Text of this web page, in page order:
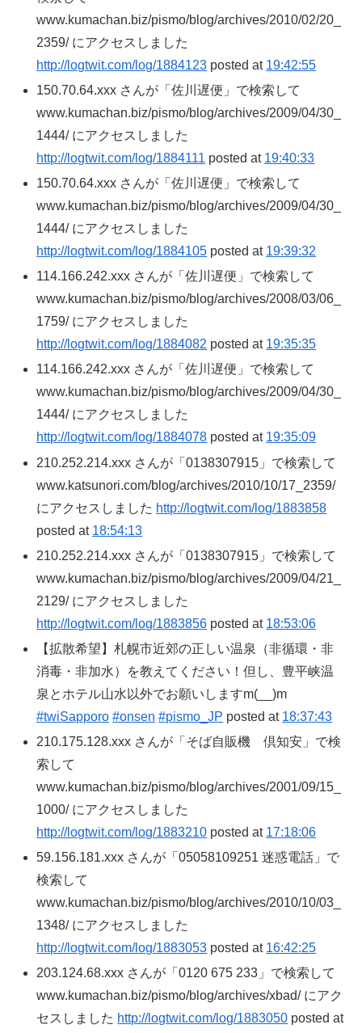
www.kumachan.biz/pismo/blog/archives/2010/02/20_
2359/ にアクセスしました
http://logtwit.com/log/1884123 posted at 19:42:55
150.70.64.xxx さんが「佐川遅便」で検索して
www.kumachan.biz/pismo/blog/archives/2009/04/30_
1444/ にアクセスしました
http://logtwit.com/log/1884111 posted at 19:40:33
150.70.64.xxx さんが「佐川遅便」で検索して
www.kumachan.biz/pismo/blog/archives/2009/04/30_
1444/ にアクセスしました
http://logtwit.com/log/1884105 posted at 19:39:32
114.166.242.xxx さんが「佐川遅便」で検索して
www.kumachan.biz/pismo/blog/archives/2008/03/06_
1759/ にアクセスしました
http://logtwit.com/log/1884082 posted at 19:35:35
114.166.242.xxx さんが「佐川遅便」で検索して
www.kumachan.biz/pismo/blog/archives/2009/04/30_
1444/ にアクセスしました
http://logtwit.com/log/1884078 posted at 19:35:09
210.252.214.xxx さんが「0138307915」で検索して
www.katsunori.com/blog/archives/2010/10/17_2359/
にアクセスしました http://logtwit.com/log/1883858
posted at 18:54:13
210.252.214.xxx さんが「0138307915」で検索して
www.kumachan.biz/pismo/blog/archives/2009/04/21_
2129/ にアクセスしました
http://logtwit.com/log/1883856 posted at 18:53:06
【拡散希望】札幌市近郊の正しい温泉（非循環・非
消毒・非加水）を教えてください！但し、豊平峡温
泉とホテル山水以外でお願いしますm(__)m
#twiSapporo #onsen #pismo_JP posted at 18:37:43
210.175.128.xxx さんが「そば自販機 倶知安」で検
索して
www.kumachan.biz/pismo/blog/archives/2001/09/15_
1000/ にアクセスしました
http://logtwit.com/log/1883210 posted at 17:18:06
59.156.181.xxx さんが「05058109251 迷惑電話」で
検索して
www.kumachan.biz/pismo/blog/archives/2010/10/03_
1348/ にアクセスしました
http://logtwit.com/log/1883053 posted at 16:42:25
203.124.68.xxx さんが「0120 675 233」で検索して
www.kumachan.biz/pismo/blog/archives/xbad/ にアク
セスしました http://logtwit.com/log/1883050 posted at